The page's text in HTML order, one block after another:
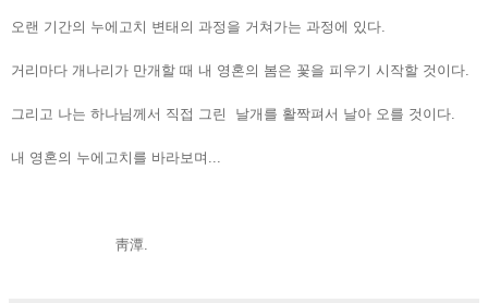
오랜 기간의 누에고치 변태의 과정을 거쳐가는 과정에 있다.
거리마다 개나리가 만개할 때 내 영혼의 봄은 꽃을 피우기 시작할 것이다.
그리고 나는 하나님께서 직접 그린 날개를 활짝펴서 날아 오를 것이다.
내 영혼의 누에고치를 바라보며...
靑潭.